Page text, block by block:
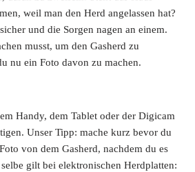
weil man den Herd angelassen hat?
und die Sorgen nagen an einem.
musst, um den Gasherd zu
nu ein Foto davon zu machen.
Handy, dem Tablet oder der Digicam
Unser Tipp: mache kurz bevor du
von dem Gasherd, nachdem du es
gilt bei elektronischen Herdplatten: